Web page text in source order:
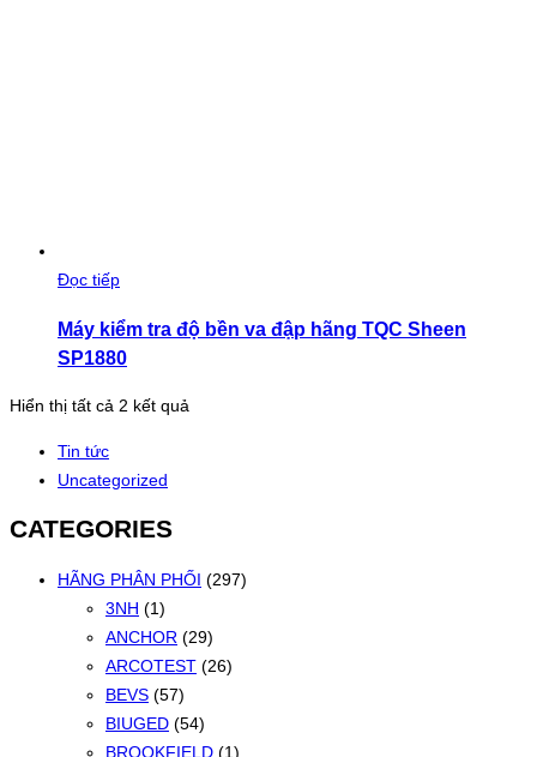
Đọc tiếp
Máy kiểm tra độ bền va đập hãng TQC Sheen
SP1880
Hiển thị tất cả 2 kết quả
Tin tức
Uncategorized
CATEGORIES
HÃNG PHÂN PHỐI (297)
3NH (1)
ANCHOR (29)
ARCOTEST (26)
BEVS (57)
BIUGED (54)
BROOKFIELD (1)